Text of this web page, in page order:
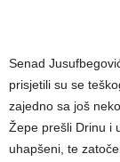
Senad
prisjetili su se
zajedno sa još
Žepe prešli Drinu i
uhapšeni, te